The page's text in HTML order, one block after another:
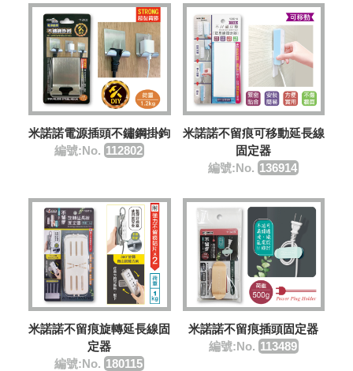
米諾諾電源插頭不鏽鋼掛鉤
編號:No. 112802
米諾諾不留痕可移動延長線
固定器
編號:No. 136914
米諾諾不留痕旋轉延長線固
定器
編號:No. 180115
米諾諾不留痕插頭固定器
編號:No. 113489